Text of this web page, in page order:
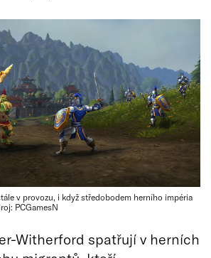
v provozu, i když středobodem herního impéria
PCGamesN
Witherford spatřují v herních